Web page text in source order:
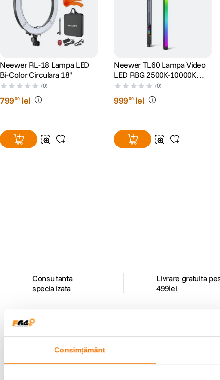
Consimțământ
Neewer RL-18 Lampa LED
Bi-Color Circulara 18"
(0)
79900 lei
Neewer TL60 Lampa Video
LED RBG 2500K-10000K
Acumulator 3000mAh
Integrat
(0)
99900 lei
Consultanta
specializata
Livrare gratuita
499lei
Comenzi si livrare
Suport